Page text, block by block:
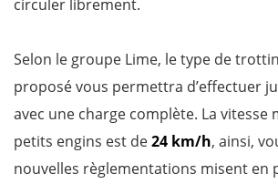
circuler librement.
Selon le groupe Lime, le type de
proposé vous permettra d’effectuer
avec une charge complète. La vitesse
petits engins est de24 km/h, ainsi,
nouvelles règlementations misent en